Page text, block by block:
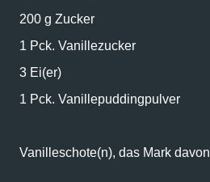
200 g Zucker
1 Pck. Vanillezucker
3 Ei(er)
1 Pck. Vanillepuddingpulver
Vanilleschote(n), das Mark davon